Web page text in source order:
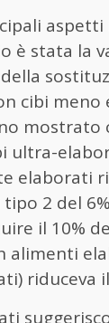
è stata la
cibi meno
mostrato
ultra-
elaborati
2 del
il 10%
alimenti
riduceva il